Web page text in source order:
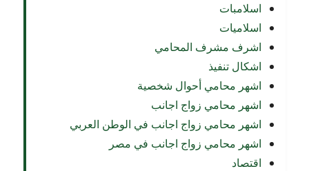
اسلامبات
اسلاميات
اشرف مشرف المحامي
اشكال تنفيذ
اشهر محامي أحوال شخصية
اشهر محامي زواج اجانب
اشهر محامي زواج اجانب في الوطن العربي
اشهر محامي زواج اجانب في مصر
اقتصاد